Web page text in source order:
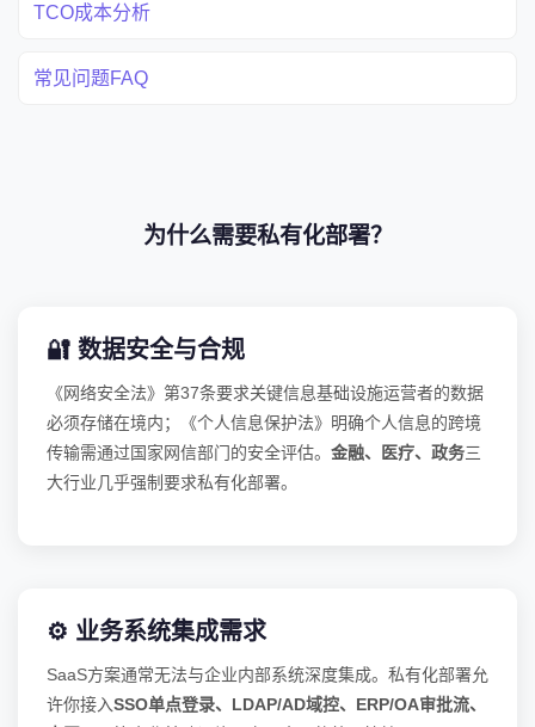
TCO成本分析
常见问题FAQ
为什么需要私有化部署？
🔐 数据安全与合规
《网络安全法》第37条要求关键信息基础设施运营者的数据
必须存储在境内；《个人信息保护法》明确个人信息的跨境
传输需通过国家网信部门的安全评估。 金融、医疗、政务三
大行业几乎强制要求私有化部署。
⚙️ 业务系统集成需求
SaaS方案通常无法与企业内部系统深度集成。私有化部署允
许你接入SSO单点登录、LDAP/AD域控、ERP/OA审批流、